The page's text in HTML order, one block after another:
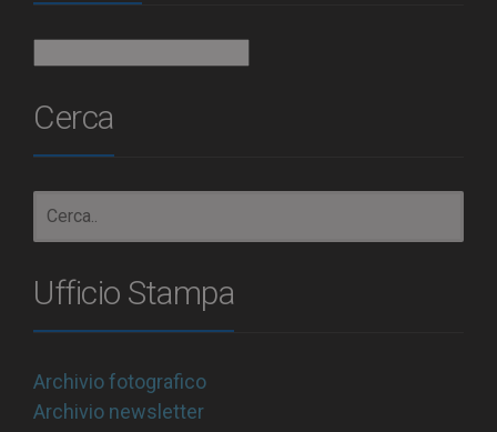
Cerca
Ufficio Stampa
Archivio fotografico
Archivio newsletter